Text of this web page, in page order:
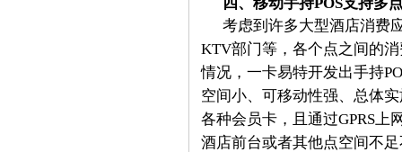
考虑到许多大型酒店消费
KTV部门等，各个点之间的
情况，一卡易特开发出手持
空间小、可移动性强、总体
各种会员卡，且通过GPRS上
酒店前台或者其他点空间不